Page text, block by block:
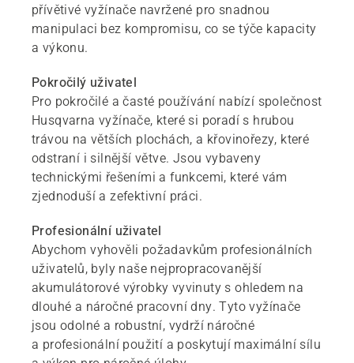
přívětivé vyžínače navržené pro snadnou
manipulaci bez kompromisu, co se týče kapacity
a výkonu.
Pokročilý uživatel
Pro pokročilé a časté používání nabízí společnost
Husqvarna vyžínače, které si poradí s hrubou
trávou na větších plochách, a křovinořezy, které
odstraní i silnější větve. Jsou vybaveny
technickými řešeními a funkcemi, které vám
zjednoduší a zefektivní práci.
Profesionální uživatel
Abychom vyhověli požadavkům profesionálních
uživatelů, byly naše nejpropracovanější
akumulátorové výrobky vyvinuty s ohledem na
dlouhé a náročné pracovní dny. Tyto vyžínače
jsou odolné a robustní, vydrží náročné
a profesionální použití a poskytují maximální sílu